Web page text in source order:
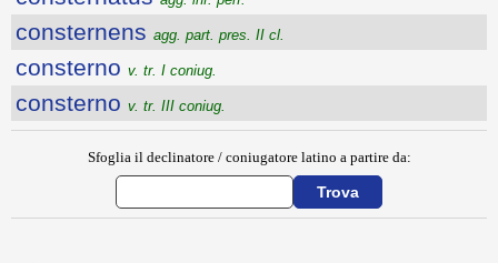
consternens agg. part. pres. II cl.
consterno v. tr. I coniug.
consterno v. tr. III coniug.
Sfoglia il declinatore / coniugatore latino a partire da: